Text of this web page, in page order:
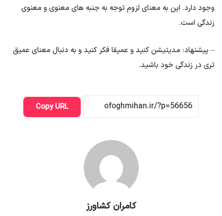
وجود دارد. این به معنای لزوم توجه به جنبه های معنوی و معنوی
زندگی است.
– پیشنهاد: مدیتیشن کنید و عمیقا فکر کنید و به دنبال معنای عمیق
تری در زندگی خود باشید.
Copy URL
کامران کشاورز